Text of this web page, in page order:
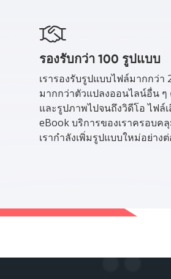
รองรับกว่า 100 รูปแบบ
เรารองรับรูปแบบไฟล์มากกว่า
มากกว่าตัวแปลงออนไลน์อื่น ๆ
และรูปภาพไปจนถึงวิดีโอ ไฟล์เ
eBook บริการของเราครอบ
เรากำลังเพิ่มรูปแบบใหม่อย่างต่